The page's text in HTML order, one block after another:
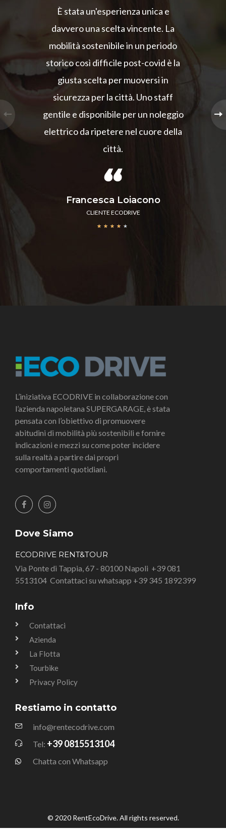
È stata un'esperienza unica e
davvero una scelta vincente. La
mobilità sostenibile in un periodo
storico così difficile post-covid è la
giusta scelta per muoversi in
sicurezza per la città. Uno staff
gentile e disponibile per un noleggio
elettrico da ripetere nel cuore della
città.
Francesca Loiacono
CLIENTE ECODRIVE
★ ★ ★ ★ ★
L’iniziativa ECODRIVE in collaborazione con
l’azienda napoletana SUPERGARAGE, è stata
pensata con l’obiettivo di promuovere
abitudini di mobilità più sostenibili e fornire
indicazioni e mezzi su come poter incidere
sulla realtà a partire dai propri
comportamenti quotidiani.
Dove Siamo
ECODRIVE RENT&TOUR
Via Ponte di Tappia, 67 - 80100 Napoli +39 081
5513104 Contattaci su whatsapp +39 345 1892399
Info
Contattaci
Azienda
La Flotta
Tourbike
Privacy Policy
Restiamo in contatto
info@rentecodrive.com
Tel: +39 0815513104
Chatta con Whatsapp
© 2020 RentEcoDrive. All rights reserved.